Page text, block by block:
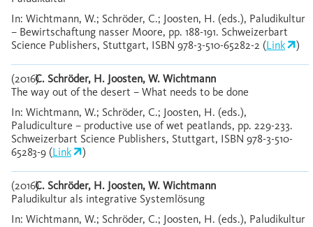
In: Wichtmann, W.; Schröder, C.; Joosten, H. (eds.), Paludikultur
– Bewirtschaftung nasser Moore, pp. 188-191. Schweizerbart
Science Publishers, Stuttgart, ISBN 978-3-510-65282-2 (Link )
(2016)C. Schröder, H. Joosten, W. Wichtmann
The way out of the desert – What needs to be done
In: Wichtmann, W.; Schröder, C.; Joosten, H. (eds.),
Paludiculture – productive use of wet peatlands, pp. 229-233.
Schweizerbart Science Publishers, Stuttgart, ISBN 978-3-510-
65283-9 (Link )
(2016)C. Schröder, H. Joosten, W. Wichtmann
Paludikultur als integrative Systemlösung
In: Wichtmann, W.; Schröder, C.; Joosten, H. (eds.), Paludikultur